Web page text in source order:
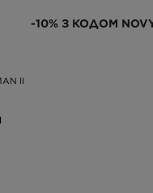
-10% З КОДОМ
II